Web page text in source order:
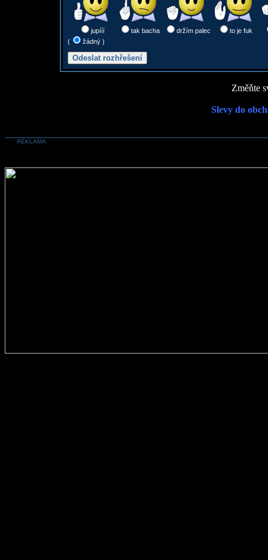
jupííí tak bacha držím palec
to je fuk
(
žádný )
Změňte
Slevy do
REKLAMA